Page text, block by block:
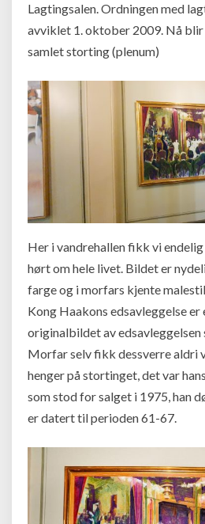
Lagtingsalen. Ordningen med
avviklet 1. oktober 2009. Nå
samlet storting (plenum)
Her i vandrehallen fikk vi
hørt om hele livet. Bildet er
farge og i morfars kjente
Kong Haakons edsavleggelse er
originalbildet av edsavleggelsen
Morfar selv fikk dessverre aldri
henger på stortinget, det var
som stod for salget i 1975, han
er datert til perioden 61-67.